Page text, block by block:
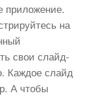
приложение.
на
свои слайд-
Каждое слайд
А чтобы